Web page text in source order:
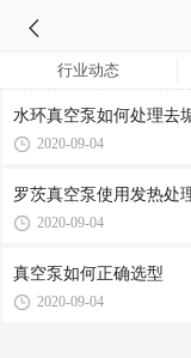
行业动态
水环真空泵如何处理去
2020-09-04
罗茨真空泵使用发热处
2020-09-04
真空泵如何正确选型
2020-09-04